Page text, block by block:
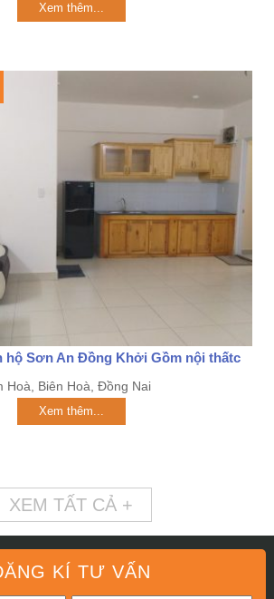
Xem thêm...
hộ Sơn An Đồng Khởi Gồm nội thấtc
Hoà, Biên Hoà, Đồng Nai
Xem thêm...
XEM TẤT CẢ +
KÍ TƯ VẤN